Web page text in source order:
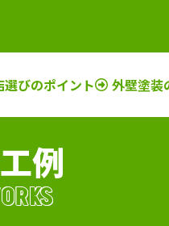
びのポイント 外壁塗装
滋賀県
京都府
例